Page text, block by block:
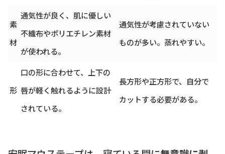
素
材
通気性が良く、肌に優しい
不織布やポリエチレン素材
が使われる。
通気性が考慮されていない
ものが多い。蒸れやすい。
形
口の形に合わせて、上下の
唇が軽く触れるように設計
されている。
長方形や正方形で、自分で
カットする必要がある。